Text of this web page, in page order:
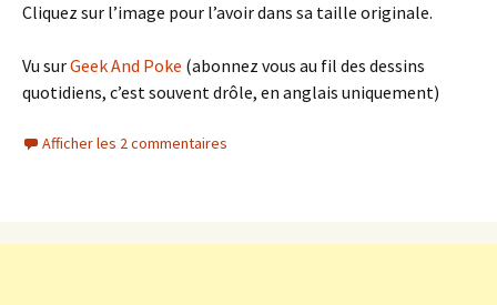
Cliquez sur l’image pour l’avoir dans sa taille originale.
Vu surGeek And Poke (abonnez vous au fil des dessins
quotidiens, c’est souvent drôle, en anglais uniquement)
Afficher les 2 commentaires